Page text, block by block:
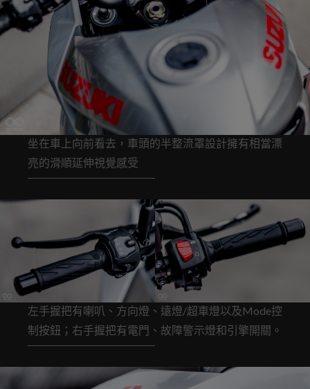
坐在車上向前看去，車頭的半整流罩設計擁有相當漂
亮的滑順延伸視覺感受
左手握把有喇叭、方向燈、遠燈/超車燈以及Mode控
制按鈕；右手握把有電門、故障警示燈和引擎開關。